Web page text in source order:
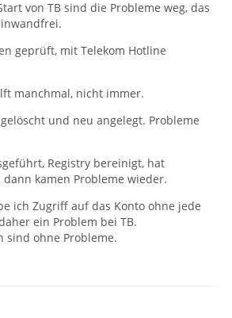
von TB sind die Probleme weg, das
geprüft, mit Telekom Hotline
manchmal, nicht immer.
und neu angelegt. Probleme
Registry bereinigt, hat
kamen Probleme wieder.
ich Zugriff auf das Konto ohne jede
ein Problem bei TB.
sind ohne Probleme.